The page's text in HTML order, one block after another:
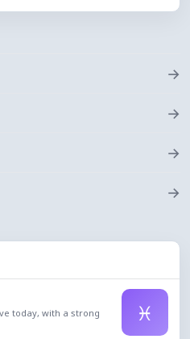
→
→
→
→
today, with a strong
♓